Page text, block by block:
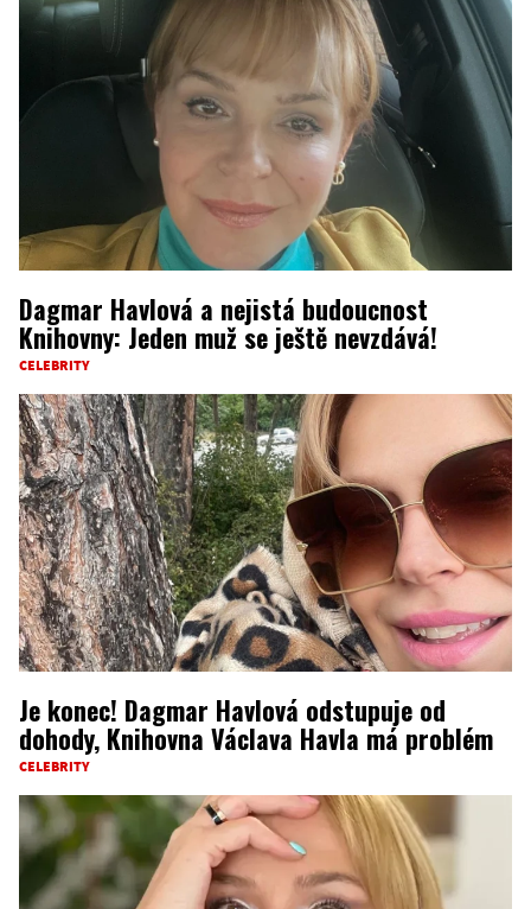
Dagmar Havlová a nejistá budoucnost
Knihovny: Jeden muž se ještě nevzdává!
CELEBRITY
Je konec! Dagmar Havlová odstupuje od
dohody, Knihovna Václava Havla má problém
CELEBRITY